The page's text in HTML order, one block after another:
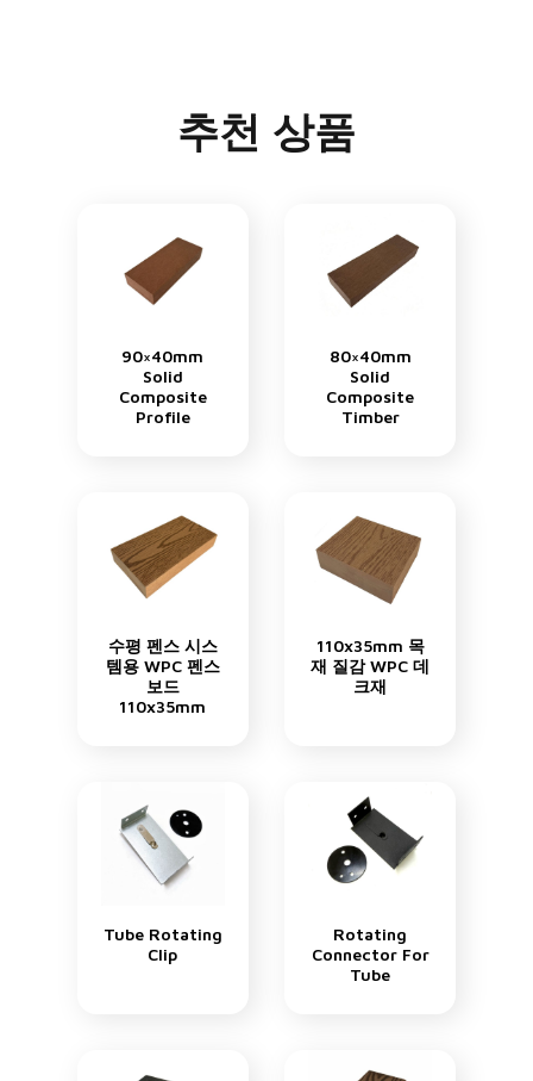
추천 상품
90×40mm
Solid
Composite
Profile
80×40mm
Solid
Composite
Timber
수평 펜스 시스
템용 WPC 펜스
보드
110x35mm
110x35mm 목
재 질감 WPC 데
크재
Tube Rotating
Clip
Rotating
Connector For
Tube